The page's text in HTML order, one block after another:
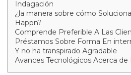
Indagación
¿la manera sobre cómo
Happn?
Comprende Preferible A Las
Préstamos Sobre Forma En
Y no ha transpirado Agradable
Avances Tecnológicos Acerca de